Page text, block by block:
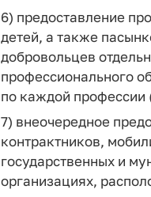
6) предоставление
детей, а также
добровольцев
профессионального
по каждой профессии
7) внеочередное
контрактников,
государственных и
организациях,